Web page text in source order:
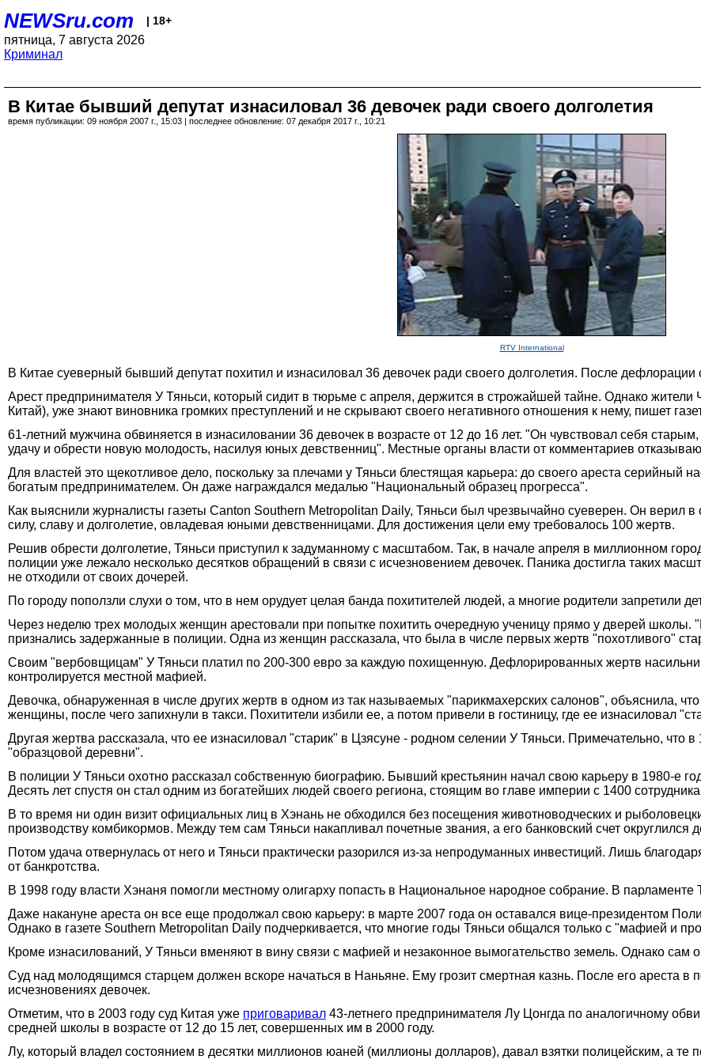
NEWSru.com | 18+
пятница, 7 августа 2026
Криминал
В Китае бывший депутат изнасиловал 36 девочек ради своего долголетия
время публикации: 09 ноября 2007 г., 15:03 | последнее обновление: 07 декабря 2017 г., 10:21
RTV International
В Китае суеверный бывший депутат похитил и изнасиловал 36 девочек ради своего долголетия. После дефлорации
Арест предпринимателя У Тяньси, который сидит в тюрьме с апреля, держится в строжайшей тайне. Однако
Китай), уже знают виновника громких преступлений и не скрывают своего негативного отношения к нему, пишет
61-летний мужчина обвиняется в изнасиловании 36 девочек в возрасте от 12 до 16 лет. "Он чувствовал себя
удачу и обрести новую молодость, насилуя юных девственниц". Местные органы власти от комментариев
Для властей это щекотливое дело, поскольку за плечами у Тяньси блестящая карьера: до своего ареста серийный
богатым предпринимателем. Он даже награждался медалью "Национальный образец прогресса".
Как выяснили журналисты газеты Canton Southern Metropolitan Daily, Тяньси был чрезвычайно суеверен. Он верил в
силу, славу и долголетие, овладевая юными девственницами. Для достижения цели ему требовалось 100 жертв.
Решив обрести долголетие, Тяньси приступил к задуманному с масштабом. Так, в начале апреля в миллионном
полиции уже лежало несколько десятков обращений в связи с исчезновением девочек. Паника достигла таких
не отходили от своих дочерей.
По городу поползли слухи о том, что в нем орудует целая банда похитителей людей, а многие родители запретили
Через неделю трех молодых женщин арестовали при попытке похитить очередную ученицу прямо у дверей
признались задержанные в полиции. Одна из женщин рассказала, что была в числе первых жертв "похотливого"
Своим "вербовщицам" У Тяньси платил по 200-300 евро за каждую похищенную. Дефлорированных жертв
контролируется местной мафией.
Девочка, обнаруженная в числе других жертв в одном из так называемых "парикмахерских салонов", объяснила,
женщины, после чего запихнули в такси. Похитители избили ее, а потом привели в гостиницу, где ее изнасиловал
Другая жертва рассказала, что ее изнасиловал "старик" в Цзясуне - родном селении У Тяньси. Примечательно, что
"образцовой деревни".
В полиции У Тяньси охотно рассказал собственную биографию. Бывший крестьянин начал свою карьеру в 1980-е
Десять лет спустя он стал одним из богатейших людей своего региона, стоящим во главе империи с 1400
В то время ни один визит официальных лиц в Хэнань не обходился без посещения животноводческих и
производству комбикормов. Между тем сам Тяньси накапливал почетные звания, а его банковский счет
Потом удача отвернулась от него и Тяньси практически разорился из-за непродуманных инвестиций. Лишь
от банкротства.
В 1998 году власти Хэнаня помогли местному олигарху попасть в Национальное народное собрание. В парламенте
Даже накануне ареста он все еще продолжал свою карьеру: в марте 2007 года он оставался вице-президентом
Однако в газете Southern Metropolitan Daily подчеркивается, что многие годы Тяньси общался только с "мафией и
Кроме изнасилований, У Тяньси вменяют в вину связи с мафией и незаконное вымогательство земель. Однако сам
Суд над молодящимся старцем должен вскоре начаться в Наньяне. Ему грозит смертная казнь. После его ареста
исчезновениях девочек.
Отметим, что в 2003 году суд Китая уже приговаривал 43-летнего предпринимателя Лу Цонгда по аналогичному
средней школы в возрасте от 12 до 15 лет, совершенных им в 2000 году.
Лу, который владел состоянием в десятки миллионов юаней (миллионы долларов), давал взятки полицейским, а те